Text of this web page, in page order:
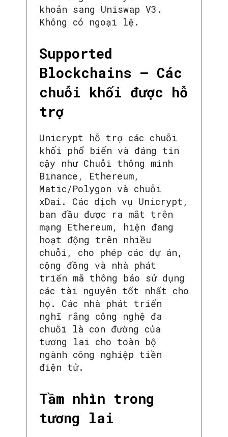
khoản sang Uniswap V3.
Không có ngoại lệ.
Supported
Blockchains – Các
chuỗi khối được hỗ
trợ
Unicrypt hỗ trợ các chuỗi
khối phổ biến và đáng tin
cậy như Chuỗi thông minh
Binance, Ethereum,
Matic/Polygon và chuỗi
xDai. Các dịch vụ Unicrypt,
ban đầu được ra mắt trên
mạng Ethereum, hiện đang
hoạt động trên nhiều
chuỗi, cho phép các dự án,
cộng đồng và nhà phát
triển mã thông báo sử dụng
các tài nguyên tốt nhất cho
họ. Các nhà phát triển
nghĩ rằng công nghệ đa
chuỗi là con đường của
tương lai cho toàn bộ
ngành công nghiệp tiền
điện tử.
Tầm nhìn trong
tương lai